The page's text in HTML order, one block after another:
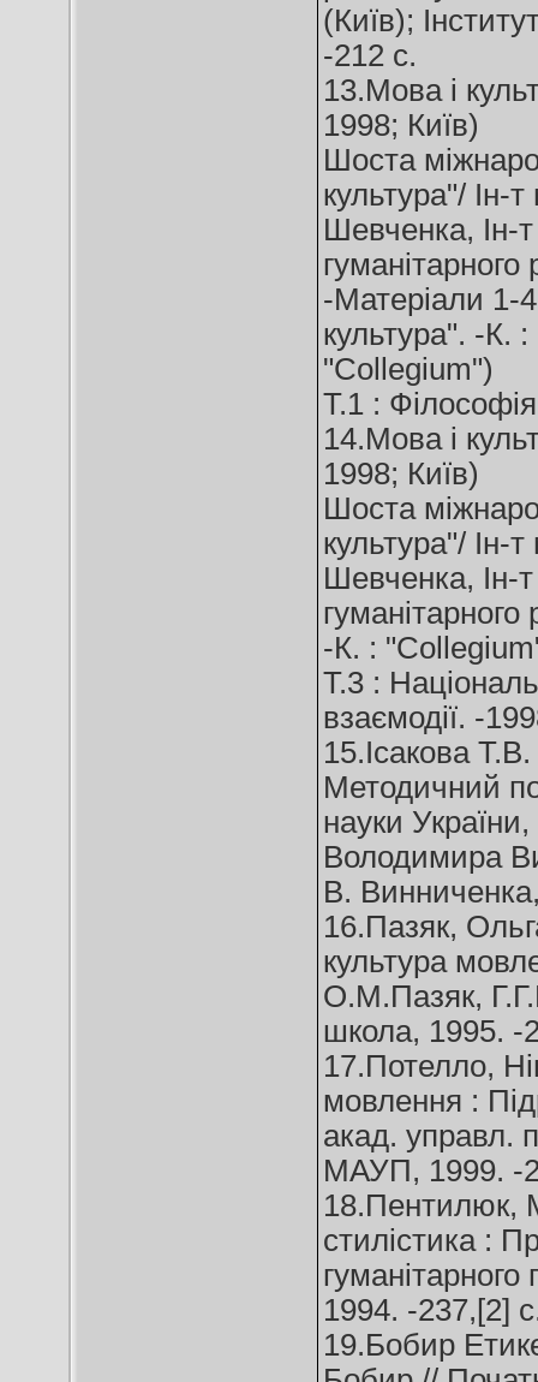
(Київ);
-212 с.
13.Мова і
1998; Київ)
Шоста
культура"/ Ін-
Шевченка, Ін-
-Матеріали 1-
культура". -К.
"Collegium")
Т.1 :
14.Мова і
1998; Київ)
Шоста
культура"/ Ін-
Шевченка, Ін-
-К. :
Т.3 :
взаємодії. -
15.Ісакова
Методичний
науки
Володимира
В. Винниченка,
16.Пазяк,
культура
О.М.Пазяк,
школа, 1995. -
17.Потелло,
мовлення :
акад. управл.
МАУП, 1999. -
18.Пентилюк,
стилістика :
1994. -237,[2]
19.Бобир